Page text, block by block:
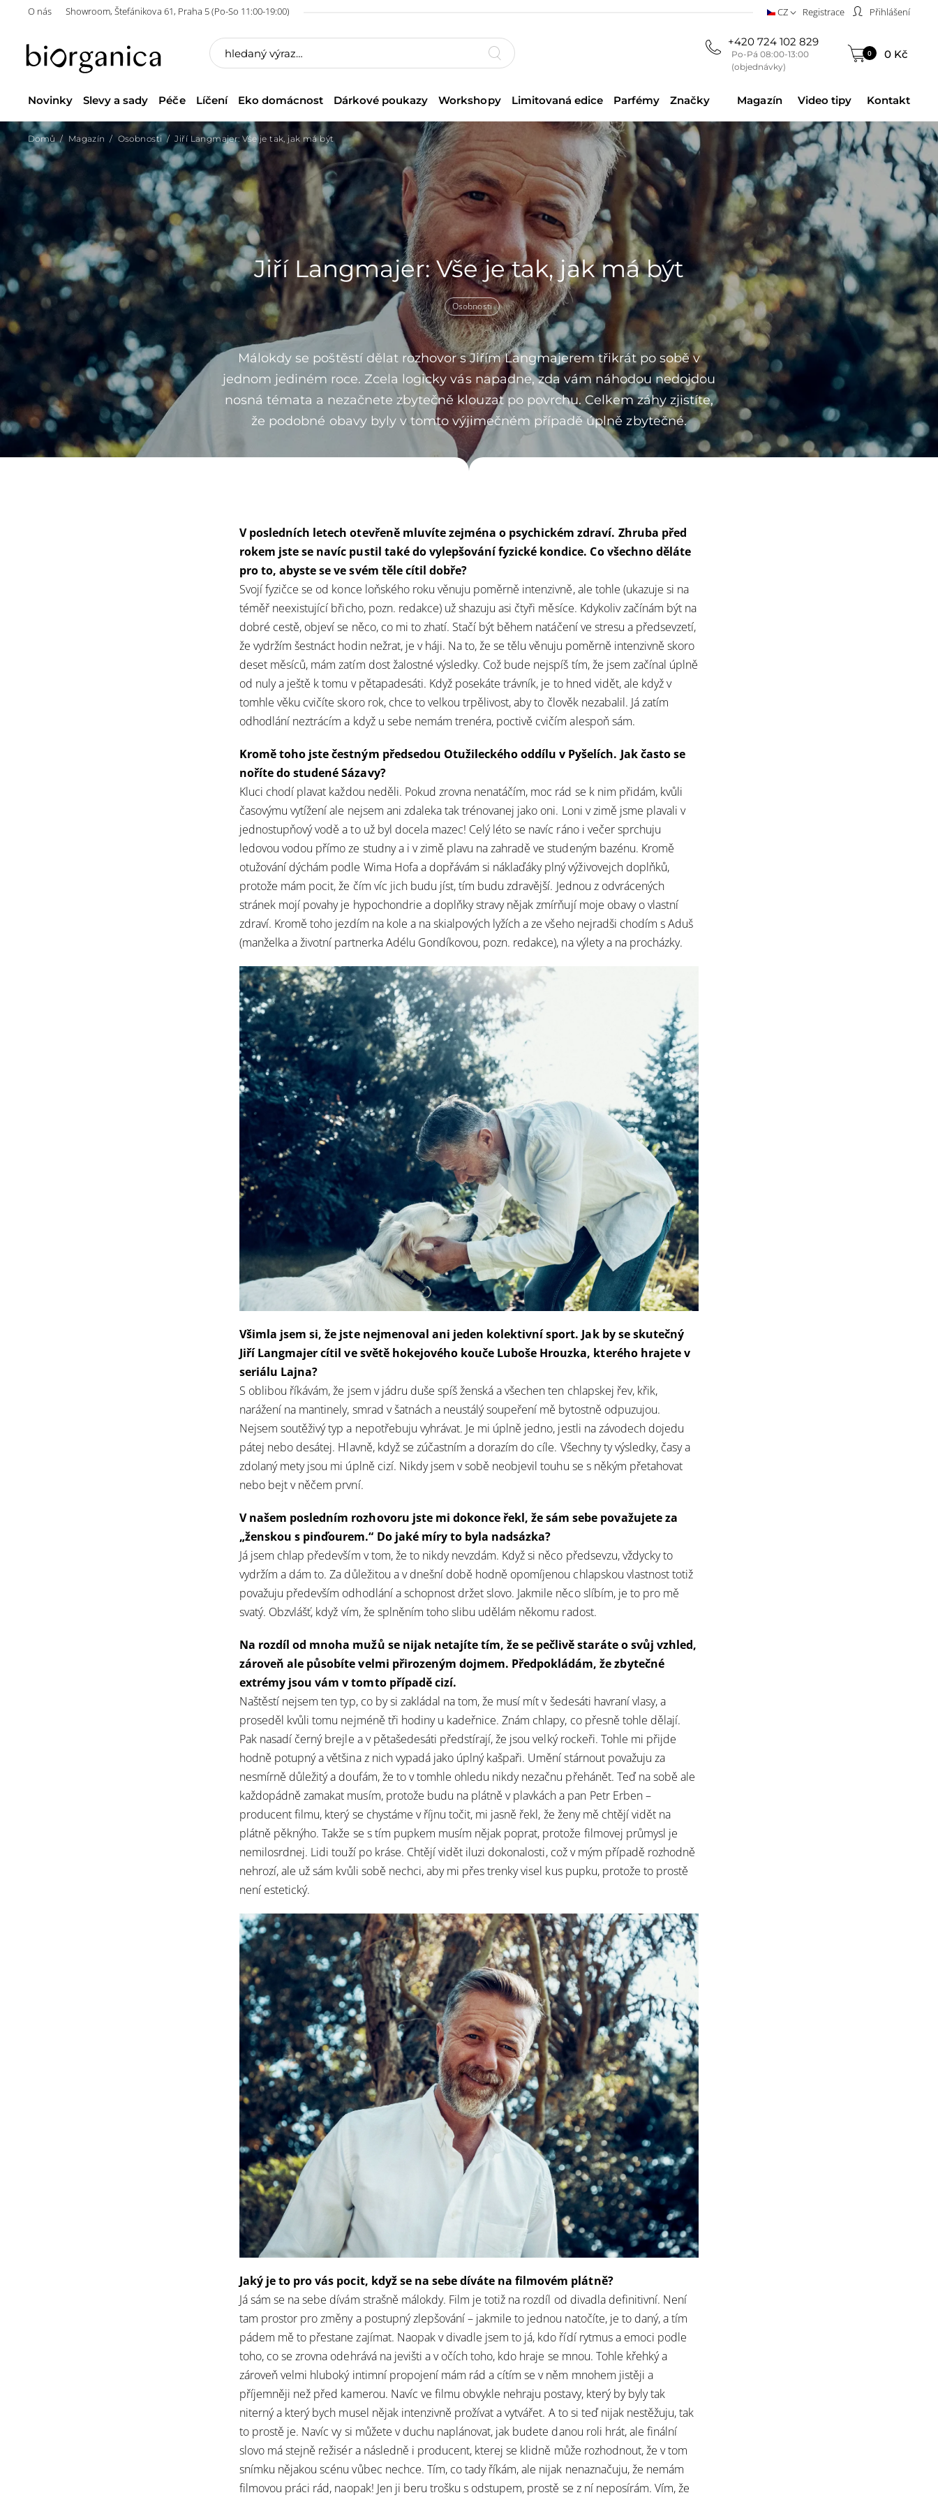
O nás Showroom, Štefánikova 61, Praha 5 (Po-So 11:00-19:00) CZ Registrace Přihlášení
+420 724 102 829
Po-Pá 08:00-13:00
(objednávky)
0 0 Kč
Novinky Slevy a sady Péče Líčení Eko domácnost Dárkové poukazy Workshopy Limitovaná edice Parfémy Značky Magazín Video tipy Kontakt
Domů Magazín Osobnosti Jiří Langmajer: Vše je tak, jak má být
Jiří Langmajer: Vše je tak, jak má být
Osobnosti
Málokdy se poštěstí dělat rozhovor s Jiřím Langmajerem třikrát po sobě v
jednom jediném roce. Zcela logicky vás napadne, zda vám náhodou nedojdou
nosná témata a nezačnete zbytečně klouzat po povrchu. Celkem záhy zjistíte,
že podobné obavy byly v tomto výjimečném případě úplně zbytečné.
V posledních letech otevřeně mluvíte zejména o psychickém zdraví. Zhruba před
rokem jste se navíc pustil také do vylepšování fyzické kondice. Co všechno děláte
pro to, abyste se ve svém těle cítil dobře?
Svojí fyzičce se od konce loňského roku věnuju poměrně intenzivně, ale tohle (ukazuje si na
téměř neexistující břicho, pozn. redakce) už shazuju asi čtyři měsíce. Kdykoliv začínám být na
dobré cestě, objeví se něco, co mi to zhatí. Stačí být během natáčení ve stresu a předsevzetí,
že vydržím šestnáct hodin nežrat, je v háji. Na to, že se tělu věnuju poměrně intenzivně skoro
deset měsíců, mám zatím dost žalostné výsledky. Což bude nejspíš tím, že jsem začínal úplně
od nuly a ještě k tomu v pětapadesáti. Když posekáte trávník, je to hned vidět, ale když v
tomhle věku cvičíte skoro rok, chce to velkou trpělivost, aby to člověk nezabalil. Já zatím
odhodlání neztrácím a když u sebe nemám trenéra, poctivě cvičím alespoň sám.
Kromě toho jste čestným předsedou Otužileckého oddílu v Pyšelích. Jak často se
noříte do studené Sázavy?
Kluci chodí plavat každou neděli. Pokud zrovna nenatáčím, moc rád se k nim přidám, kvůli
časovýmu vytížení ale nejsem ani zdaleka tak trénovanej jako oni. Loni v zimě jsme plavali v
jednostupňový vodě a to už byl docela mazec! Celý léto se navíc ráno i večer sprchuju
ledovou vodou přímo ze studny a i v zimě plavu na zahradě ve studeným bazénu. Kromě
otužování dýchám podle Wima Hofa a dopřávám si náklaďáky plný výživovejch doplňků,
protože mám pocit, že čím víc jich budu jíst, tím budu zdravější. Jednou z odvrácených
stránek mojí povahy je hypochondrie a doplňky stravy nějak zmírňují moje obavy o vlastní
zdraví. Kromě toho jezdím na kole a na skialpových lyžích a ze všeho nejradši chodím s Aduš
(manželka a životní partnerka Adélu Gondíkovou, pozn. redakce), na výlety a na procházky.
Všimla jsem si, že jste nejmenoval ani jeden kolektivní sport. Jak by se skutečný
Jiří Langmajer cítil ve světě hokejového kouče Luboše Hrouzka, kterého hrajete v
seriálu Lajna?
S oblibou říkávám, že jsem v jádru duše spíš ženská a všechen ten chlapskej řev, křik,
narážení na mantinely, smrad v šatnách a neustálý soupeření mě bytostně odpuzujou.
Nejsem soutěživý typ a nepotřebuju vyhrávat. Je mi úplně jedno, jestli na závodech dojedu
pátej nebo desátej. Hlavně, když se zúčastním a dorazím do cíle. Všechny ty výsledky, časy a
zdolaný mety jsou mi úplně cizí. Nikdy jsem v sobě neobjevil touhu se s někým přetahovat
nebo bejt v něčem první.
V našem posledním rozhovoru jste mi dokonce řekl, že sám sebe považujete za
„ženskou s pinďourem.“ Do jaké míry to byla nadsázka?
Já jsem chlap především v tom, že to nikdy nevzdám. Když si něco předsevzu, vždycky to
vydržím a dám to. Za důležitou a v dnešní době hodně opomíjenou chlapskou vlastnost totiž
považuju především odhodlání a schopnost držet slovo. Jakmile něco slíbím, je to pro mě
svatý. Obzvlášť, když vím, že splněním toho slibu udělám někomu radost.
Na rozdíl od mnoha mužů se nijak netajíte tím, že se pečlivě staráte o svůj vzhled,
zároveň ale působíte velmi přirozeným dojmem. Předpokládám, že zbytečné
extrémy jsou vám v tomto případě cizí.
Naštěstí nejsem ten typ, co by si zakládal na tom, že musí mít v šedesáti havraní vlasy, a
proseděl kvůli tomu nejméně tři hodiny u kadeřnice. Znám chlapy, co přesně tohle dělají.
Pak nasadí černý brejle a v pětašedesáti předstírají, že jsou velký rockeři. Tohle mi přijde
hodně potupný a většina z nich vypadá jako úplný kašpaři. Umění stárnout považuju za
nesmírně důležitý a doufám, že to v tomhle ohledu nikdy nezačnu přehánět. Teď na sobě ale
každopádně zamakat musím, protože budu na plátně v plavkách a pan Petr Erben –
producent filmu, který se chystáme v říjnu točit, mi jasně řekl, že ženy mě chtějí vidět na
plátně pěknýho. Takže se s tím pupkem musím nějak poprat, protože filmovej průmysl je
nemilosrdnej. Lidi touží po kráse. Chtějí vidět iluzi dokonalosti, což v mým případě rozhodně
nehrozí, ale už sám kvůli sobě nechci, aby mi přes trenky visel kus pupku, protože to prostě
není estetický.
Jaký je to pro vás pocit, když se na sebe díváte na filmovém plátně?
Já sám se na sebe dívám strašně málokdy. Film je totiž na rozdíl od divadla definitivní. Není
tam prostor pro změny a postupný zlepšování – jakmile to jednou natočíte, je to daný, a tím
pádem mě to přestane zajímat. Naopak v divadle jsem to já, kdo řídí rytmus a emoci podle
toho, co se zrovna odehrává na jevišti a v očích toho, kdo hraje se mnou. Tohle křehký a
zároveň velmi hluboký intimní propojení mám rád a cítím se v něm mnohem jistěji a
příjemněji než před kamerou. Navíc ve filmu obvykle nehraju postavy, který by byly tak
niterný a který bych musel nějak intenzivně prožívat a vytvářet. A to si teď nijak nestěžuju, tak
to prostě je. Navíc vy si můžete v duchu naplánovat, jak budete danou roli hrát, ale finální
slovo má stejně režisér a následně i producent, kterej se klidně může rozhodnout, že v tom
snímku nějakou scénu vůbec nechce. Tím, co tady říkám, ale nijak nenaznačuju, že nemám
filmovou práci rád, naopak! Jen ji beru trošku s odstupem, prostě se z ní neposírám. Vím, že